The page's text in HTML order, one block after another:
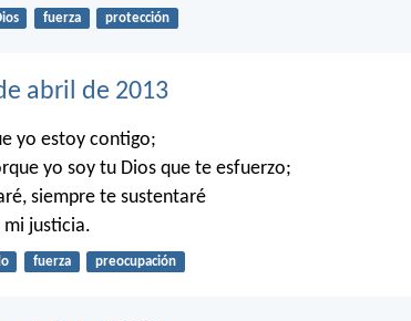
fuerza protección
abril de 2013
yo estoy contigo;
yo soy tu Dios que te esfuerzo;
siempre te sustentaré
justicia.
fuerza preocupación